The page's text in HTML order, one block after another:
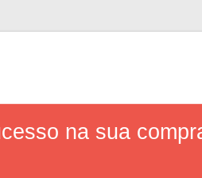
na sua